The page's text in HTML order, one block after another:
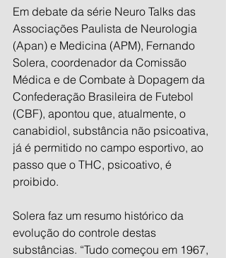
Em debate da série Neuro Talks das
Associações Paulista de Neurologia
(Apan) e Medicina (APM), Fernando
Solera, coordenador da Comissão
Médica e de Combate à Dopagem da
Confederação Brasileira de Futebol
(CBF), apontou que, atualmente, o
canabidiol, substância não psicoativa,
já é permitido no campo esportivo, ao
passo que o THC, psicoativo, é
proibido.
Solera faz um resumo histórico da
evolução do controle destas
substâncias. “Tudo começou em 1967,